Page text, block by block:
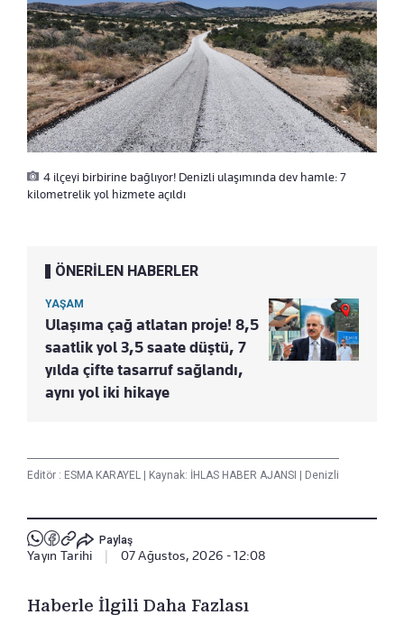
4 ilçeyi birbirine bağlıyor! Denizli ulaşımında dev hamle: 7
kilometrelik yol hizmete açıldı
ÖNERİLEN HABERLER
YAŞAM
Ulaşıma çağ atlatan proje! 8,5
saatlik yol 3,5 saate düştü, 7
yılda çifte tasarruf sağlandı,
aynı yol iki hikaye
Editör : ESMA KARAYEL Kaynak: İHLAS HABER AJANSI Denizli
Paylaş
Yayın Tarihi 07 Ağustos, 2026 - 12:08
Haberle İlgili Daha Fazlası